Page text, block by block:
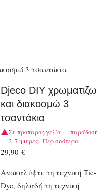
3 τσαντάκια
Djeco DIY χρωματιζω
και διακοσμώ 3
τσαντάκια
Σε προπαραγγελία — παράδοση
2–7 ημέρες. Περισσότερα
29,90€
Ανακαλύψτε τη τεχνική Tie-
Dye, δηλαδή τη τεχνική